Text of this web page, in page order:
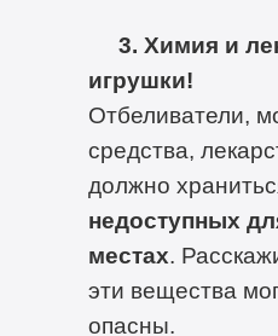
3. Химия и
игрушки!
Отбеливатели,
средства,
должно
недоступных
местах.
эти вещества
опасны.